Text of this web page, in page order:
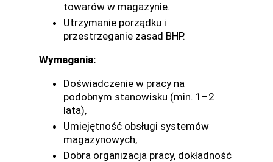
towarów w magazynie.
Utrzymanie porządku i
przestrzeganie zasad BHP.
Wymagania:
Doświadczenie w pracy na
podobnym stanowisku (min. 1–2
lata),
Umiejętność obsługi systemów
magazynowych,
Dobra organizacja pracy, dokładność